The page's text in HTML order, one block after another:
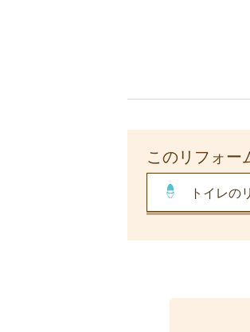
このリフォー
トイレの